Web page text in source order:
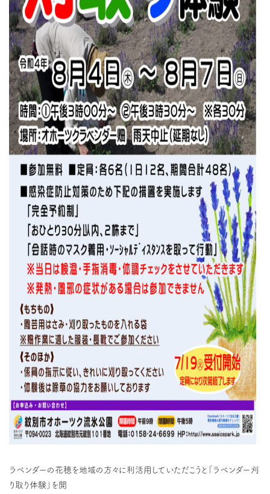
ラベンダーの花穂を地域の方々に利活用していただこうと「ラベンダー刈
り取り体験」を開